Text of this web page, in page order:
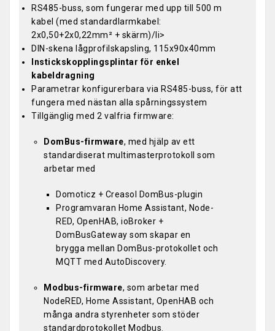
RS485-buss, som fungerar med upp till 500 m
kabel (med standardlarmkabel:
2x0,50+2x0,22mm² + skärm)/li>
DIN-skena lågprofilskapsling, 115x90x40mm
Instickskopplingsplintar för enkel
kabeldragning
Parametrar konfigurerbara via RS485-buss, för att
fungera med nästan alla spårningssystem
Tillgänglig med 2 valfria firmware:
DomBus-firmware, med hjälp av ett
standardiserat multimasterprotokoll som
arbetar med
Domoticz + Creasol DomBus-plugin
Programvaran Home Assistant, Node-
RED, OpenHAB, ioBroker +
DomBusGateway som skapar en
brygga mellan DomBus-protokollet och
MQTT med AutoDiscovery.
Modbus-firmware, som arbetar med
NodeRED, Home Assistant, OpenHAB och
många andra styrenheter som stöder
standardprotokollet Modbus.